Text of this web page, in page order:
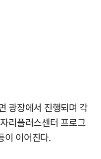
광장에서 진행되며 각
리플러스센터 프로그
이어진다.